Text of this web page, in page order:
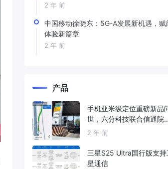
2 年 前
中国移动徐晓东：5G-A发展新机遇，赋
体验新篇章
2 年 前
产品
手机亚米级定位重磅新品
世，六分科技联合信通院
布免费服务
2 年 前
三星S25 Ultra国行版支持
星通信